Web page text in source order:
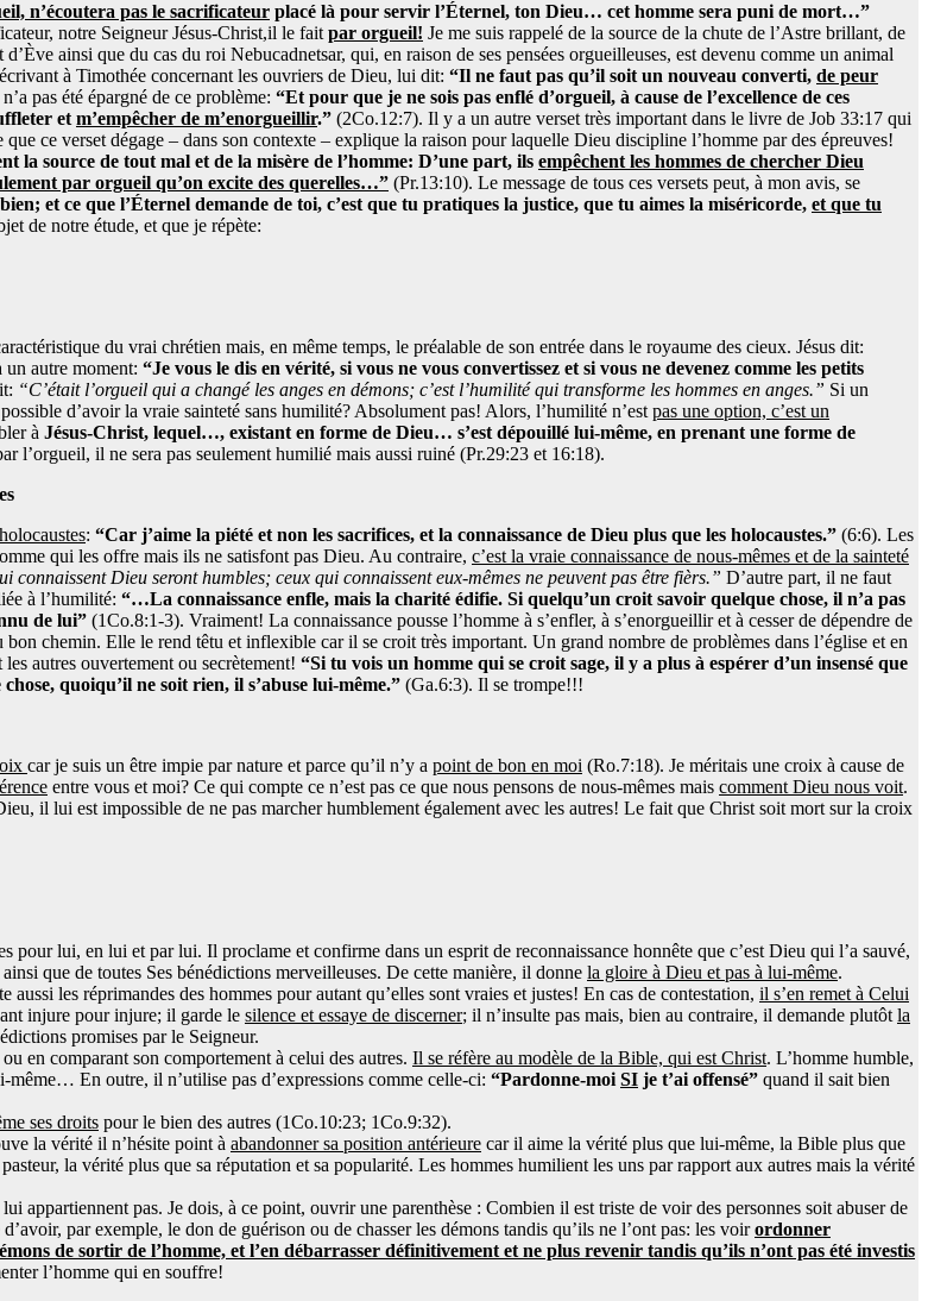
n’écoutera pas le sacrificateur placé là pour servir l’Éternel, ton Dieu… cet homme sera puni de mort…”
notre Seigneur Jésus-Christ,il le fait par orgueil! Je me suis rappelé de la source de la chute de l’Astre brillant, de
ainsi que du cas du roi Nebucadnetsar, qui, en raison de ses pensées orgueilleuses, est devenu comme un animal
à Timothée concernant les ouvriers de Dieu, lui dit: “Il ne faut pas qu’il soit un nouveau converti, de peur
pas été épargné de ce problème: “Et pour que je ne sois pas enflé d’orgueil, à cause de l’excellence de ces
et m’empêcher de m’enorgueillir.” (2Co.12:7). Il y a un autre verset très important dans le livre de Job 33:17 qui
que ce verset dégage – dans son contexte – explique la raison pour laquelle Dieu discipline l’homme par des épreuves!
la source de tout mal et de la misère de l’homme: D’une part, ils empêchent les hommes de chercher Dieu
par orgueil qu’on excite des querelles…” (Pr.13:10). Le message de tous ces versets peut, à mon avis, se
et ce que l’Éternel demande de toi, c’est que tu pratiques la justice, que tu aimes la miséricorde, et que tu
de notre étude, et que je répète:
du vrai chrétien mais, en même temps, le préalable de son entrée dans le royaume des cieux. Jésus dit:
autre moment: “Je vous le dis en vérité, si vous ne vous convertissez et si vous ne devenez comme les petits
“C’était l’orgueil qui a changé les anges en démons; c’est l’humilité qui transforme les hommes en anges.” Si un
d’avoir la vraie sainteté sans humilité? Absolument pas! Alors, l’humilité n’est pas une option, c’est un
à Jésus-Christ, lequel…, existant en forme de Dieu… s’est dépouillé lui-même, en prenant une forme de
l’orgueil, il ne sera pas seulement humilié mais aussi ruiné (Pr.29:23 et 16:18).
: “Car j’aime la piété et non les sacrifices, et la connaissance de Dieu plus que les holocaustes.” (6:6). Les
qui les offre mais ils ne satisfont pas Dieu. Au contraire, c’est la vraie connaissance de nous-mêmes et de la sainteté
connaissent Dieu seront humbles; ceux qui connaissent eux-mêmes ne peuvent pas être fièrs.” D’autre part, il ne faut
à l’humilité: “…La connaissance enfle, mais la charité édifie. Si quelqu’un croit savoir quelque chose, il n’a pas
de lui” (1Co.8:1-3). Vraiment! La connaissance pousse l’homme à s’enfler, à s’enorgueillir et à cesser de dépendre de
chemin. Elle le rend têtu et inflexible car il se croit très important. Un grand nombre de problèmes dans l’église et en
autres ouvertement ou secrètement! “Si tu vois un homme qui se croit sage, il y a plus à espérer d’un insensé que
quoiqu’il ne soit rien, il s’abuse lui-même.” (Ga.6:3). Il se trompe!!!
car je suis un être impie par nature et parce qu’il n’y a point de bon en moi (Ro.7:18). Je méritais une croix à cause de
entre vous et moi? Ce qui compte ce n’est pas ce que nous pensons de nous-mêmes mais comment Dieu nous voit.
il lui est impossible de ne pas marcher humblement également avec les autres! Le fait que Christ soit mort sur la croix
pour lui, en lui et par lui. Il proclame et confirme dans un esprit de reconnaissance honnête que c’est Dieu qui l’a sauvé,
que de toutes Ses bénédictions merveilleuses. De cette manière, il donne la gloire à Dieu et pas à lui-même.
aussi les réprimandes des hommes pour autant qu’elles sont vraies et justes! En cas de contestation, il s’en remet à Celui
injure pour injure; il garde le silence et essaye de discerner; il n’insulte pas mais, bien au contraire, il demande plutôt la
promises par le Seigneur.
en comparant son comportement à celui des autres. Il se réfère au modèle de la Bible, qui est Christ. L’homme humble,
En outre, il n’utilise pas d’expressions comme celle-ci: “Pardonne-moi SI je t’ai offensé” quand il sait bien
ses droits pour le bien des autres (1Co.10:23; 1Co.9:32).
la vérité il n’hésite point à abandonner sa position antérieure car il aime la vérité plus que lui-même, la Bible plus que
la vérité plus que sa réputation et sa popularité. Les hommes humilient les uns par rapport aux autres mais la vérité
appartiennent pas. Je dois, à ce point, ouvrir une parenthèse : Combien il est triste de voir des personnes soit abuser de
par exemple, le don de guérison ou de chasser les démons tandis qu’ils ne l’ont pas: les voirordonner
de sortir de l’homme, et l’en débarrasser définitivement et ne plus revenir tandis qu’ils n’ont pas été investis
l’homme qui en souffre!